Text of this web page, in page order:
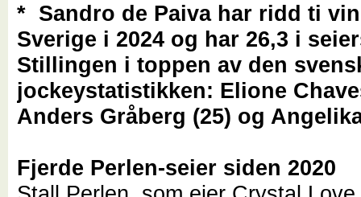
* Sandro de Paiva har ridd ti
Sverige i 2024 og har 26,3 i
Stillingen i toppen av den
jockeystatistikken: Elione
Anders Gråberg (25) og
Fjerde Perlen-seier siden 2020